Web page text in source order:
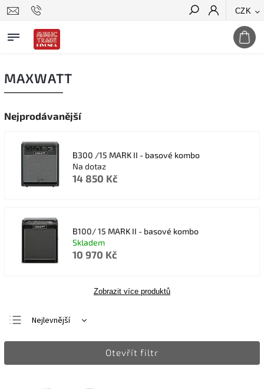
CZK
Hledat
MAXWATT
Nejprodávanější
B300 /15 MARK II - basové kombo
Na dotaz
14 850 Kč
B100/ 15 MARK II - basové kombo
Skladem
10 970 Kč
Zobrazit více produktů
Nejlevnější
Nejdražší
Otevřít filtr